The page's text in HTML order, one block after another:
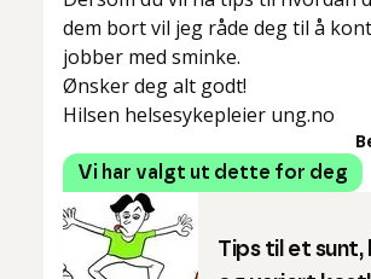
dem bort vil jeg råde deg til å
jobber med sminke.
Ønsker deg alt godt!
Hilsen helsesykepleier ung.no
Vi har valgt ut dette for deg
Tips til et sunt,